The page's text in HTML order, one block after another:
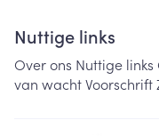
Nuttige links
Over ons Nuttige links
van wachtVoorschrift